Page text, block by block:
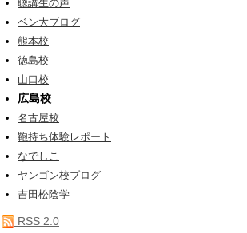
聴講生の声
ベン大ブログ
熊本校
徳島校
山口校
広島校
名古屋校
鞄持ち体験レポート
なでしこ
ヤンゴン校ブログ
吉田松陰学
RSS 2.0